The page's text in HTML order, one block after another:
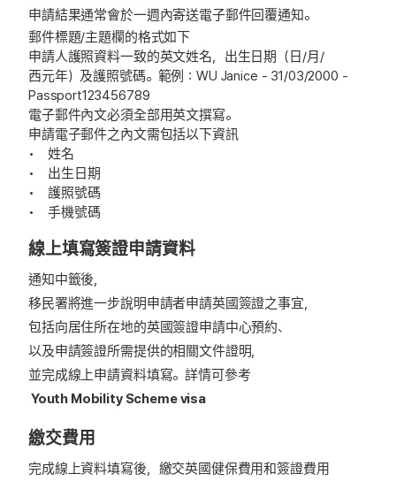
申請結果通常會於一週內寄送電子郵件回覆通知。
郵件標題/主題欄的格式如下
申請人護照資料一致的英文姓名，出生日期（日/月/
西元年）及護照號碼。範例：WU Janice - 31/03/2000 -
Passport123456789
電子郵件內文必須全部用英文撰寫。
申請電子郵件之內文需包括以下資訊
• 姓名
• 出生日期
• 護照號碼
• 手機號碼
線上填寫簽證申請資料
通知中籤後，
移民署將進一步說明申請者申請英國簽證之事宜，
包括向居住所在地的英國簽證申請中心預約、
以及申請簽證所需提供的相關文件證明，
並完成線上申請資料填寫。詳情可參考
Youth Mobility Scheme visa
繳交費用
完成線上資料填寫後，繳交英國健保費用和簽證費用